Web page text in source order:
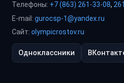
Телефоны: +7 (863) 261-33-08,
E-mail: gurocsp-1@yandex.ru
Сайт: olympicrostov.ru
Одноклассники